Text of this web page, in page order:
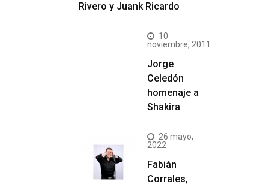
Rivero y Juank Ricardo
10
noviembre, 2011
Jorge
Celedón
homenaje a
Shakira
26 mayo,
2022
Fabián
Corrales,